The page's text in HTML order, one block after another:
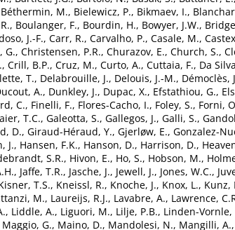
Béthermin, M., Bielewicz, P., Bikmaev, I.,
, Boulanger, F., Bourdin, H., Bowyer, J.W.,
J.-F., Carr, R., Carvalho, P., Casale, M.,
G., Christensen, P.R., Churazov, E., Church, S.,
, Crill, B.P., Cruz, M., Curto, A., Cuttaia, F., Da
T., Delabrouille, J., Delouis, J.-M., Démoclès,
A., Dunkley, J., Dupac, X., Efstathiou, G.,
C., Finelli, F., Flores-Cacho, I., Foley, S., Forni,
T.C., Galeotta, S., Gallegos, J., Galli, S.,
D., Giraud-Héraud, Y., Gjerløw, E., Gonzalez-
J., Hansen, F.K., Hanson, D., Harrison, D.,
S.R., Hivon, E., Ho, S., Hobson, M.,
, Jaffe, T.R., Jasche, J., Jewell, J., Jones, W.C.,
T.S., Kneissl, R., Knoche, J., Knox, L., Kunz,
M., Laureijs, R.J., Lavabre, A., Lawrence,
, Liddle, A., Liguori, M., Lilje, P.B., Linden-Vornle,
Maggio, G., Maino, D., Mandolesi, N., Mangilli, A.,